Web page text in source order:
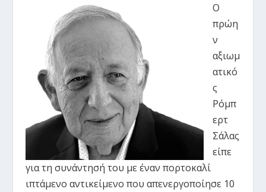
Ο
πρώη
ν
αξιωμ
ατικό
ς
Ρόμπ
ερτ
Σάλας
είπε
για τη συνάντησή του με έναν πορτοκαλί
ιπτάμενο αντικείμενο που απενεργοποίησε 10